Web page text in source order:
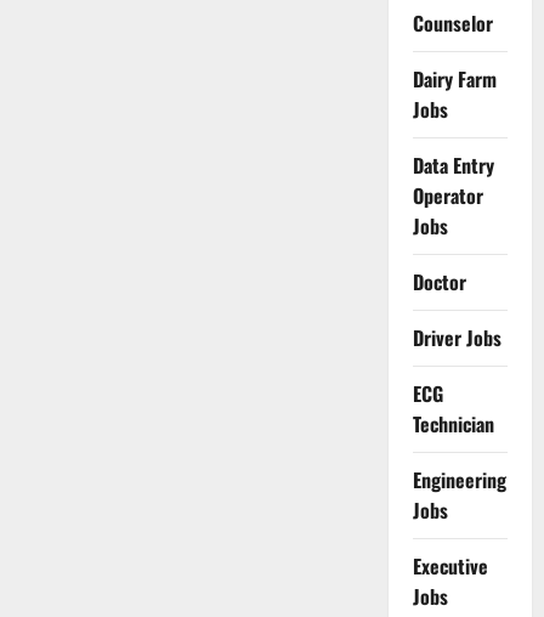
Counselor
Dairy Farm
Jobs
Data Entry
Operator
Jobs
Doctor
Driver Jobs
ECG
Technician
Engineering
Jobs
Executive
Jobs